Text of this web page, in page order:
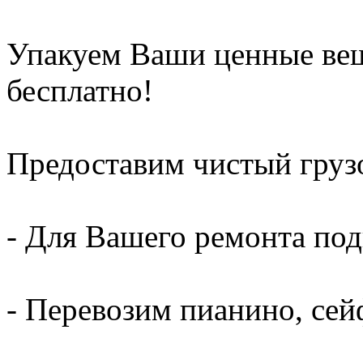
Упакуем Ваши ценные
бесплатно!
Предоставим чистый
- Для Вашего ремонта
- Перевозим пианино,